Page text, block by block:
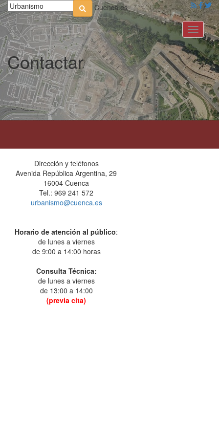
Cuenca.es
Toggle
Contactar
Dirección y teléfonos
Avenida República Argentina, 29
16004 Cuenca
Tel.: 969 241 572
urbanismo@cuenca.es
Horario de atención al público:
de lunes a viernes
de 9:00 a 14:00 horas
Consulta Técnica:
de lunes a viernes
de 13:00 a 14:00
(previa cita)